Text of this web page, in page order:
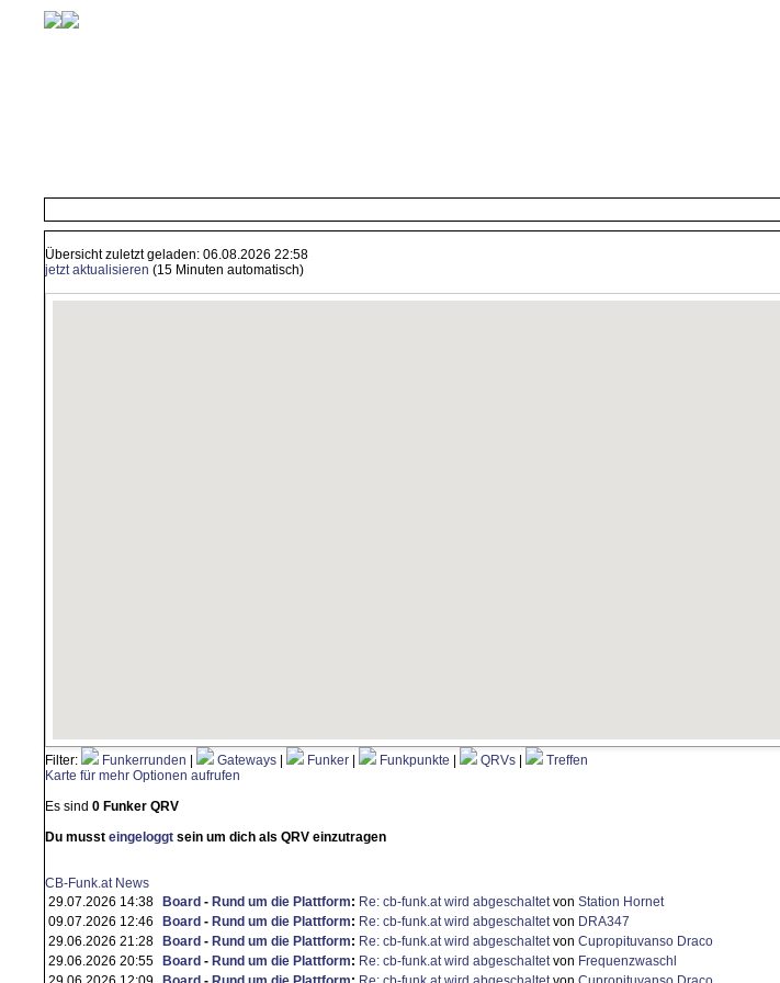
Übersicht zuletzt geladen: 06.08.2026 22:58
jetzt aktualisieren (15 Minuten automatisch)
Filter: Funkerrunden Gateways Funker Funkpunkte QRVs
Treffen
Karte für mehr Optionen aufrufen
Es sind 0 Funker QRV
Du musst eingeloggt sein um dich als QRV einzutragen
CB-Funk.at News
29.07.2026 14:38
Board - Rund um die Plattform: Re: cb-funk.at wird abgeschaltetvon Station Hornet
09.07.2026 12:46
Board - Rund um die Plattform: Re: cb-funk.at wird abgeschaltetvon DRA347
29.06.2026 21:28
Board - Rund um die Plattform: Re: cb-funk.at wird abgeschaltetvon Cupropituvanso Draco
29.06.2026 20:55
Board - Rund um die Plattform: Re: cb-funk.at wird abgeschaltetvon Frequenzwaschl